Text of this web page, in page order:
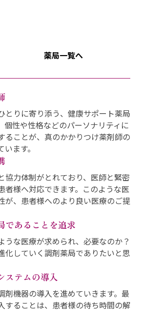
薬局一覧へ
とりに寄り添う、健康サポート薬局
個性や性格などのパーソナリティに
ることが、真のかかりつけ薬剤師の
ます。
協力体制がとれており、医師と緊密
者様へ対応できます。このような医
が、患者様へのより良い医療のご提
であることを追求
うな医療が求められ、必要なのか？
化していく調剤薬局でありたいと思
ステムの導入
剤機器の導入を進めていきます。最
することは、患者様の待ち時間の解